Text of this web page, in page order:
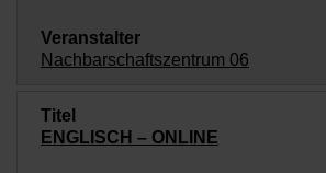
Nachbarschaftszentrum 06
ENGLISCH – ONLINE